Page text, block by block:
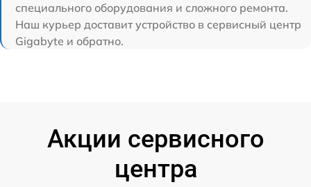
специального оборудования и сложного ремонта.
Наш курьер доставит устройство в сервисный центр
Gigabyte и обратно.
Акции сервисного
центра